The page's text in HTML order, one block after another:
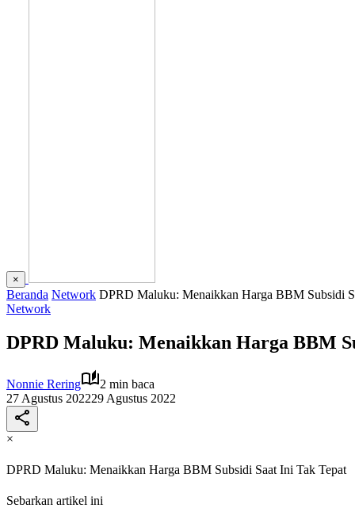
×
Beranda Network DPRD Maluku: Menaikkan Harga BBM Subsidi
Network
DPRD Maluku: Menaikkan Harga BBM
Nonnie Rering
2 min baca
27 Agustus 202229 Agustus 2022
×
DPRD Maluku: Menaikkan Harga BBM Subsidi Saat Ini Tak Tepat
Sebarkan artikel ini